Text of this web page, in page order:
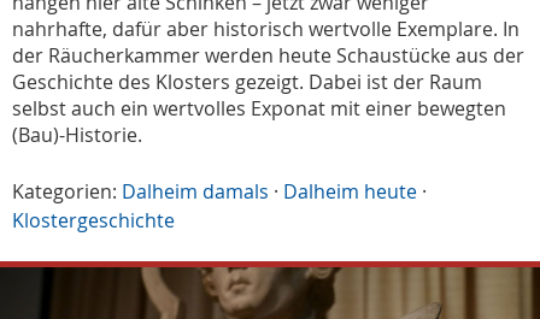
nahrhafte, dafür aber historisch wertvolle Exemplare. In
der Räucherkammer werden heute Schaustücke aus der
Geschichte des Klosters gezeigt. Dabei ist der Raum
selbst auch ein wertvolles Exponat mit einer bewegten
(Bau)-Historie.
Kategorien: Dalheim damals · Dalheim heute ·
Klostergeschichte